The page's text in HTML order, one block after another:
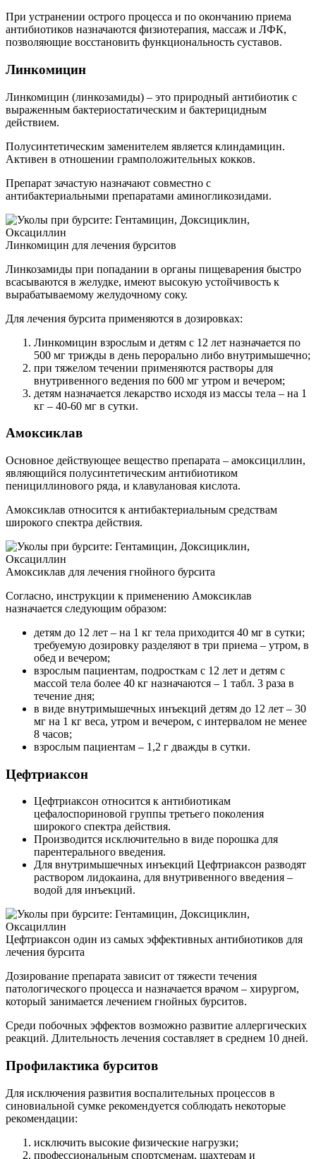
При устранении острого процесса и по окончанию приема
антибиотиков назначаются физиотерапия, массаж и ЛФК,
позволяющие восстановить функциональность суставов.
Линкомицин
Линкомицин (линкозамиды) – это природный антибиотик с
выраженным бактериостатическим и бактерицидным
действием.
Полусинтетическим заменителем является клиндамицин.
Активен в отношении грамположительных кокков.
Препарат зачастую назначают совместно с
антибактериальными препаратами аминогликозидами.
Линкомицин для лечения бурситов
Линкозамиды при попадании в органы пищеварения быстро
всасываются в желудке, имеют высокую устойчивость к
вырабатываемому желудочному соку.
Для лечения бурсита применяются в дозировках:
Линкомицин взрослым и детям с 12 лет назначается по
500 мг трижды в день перорально либо внутримышечно;
при тяжелом течении применяются растворы для
внутривенного ведения по 600 мг утром и вечером;
детям назначается лекарство исходя из массы тела – на 1
кг – 40-60 мг в сутки.
Амоксиклав
Основное действующее вещество препарата – амоксициллин,
являющийся полусинтетическим антибиотиком
пенициллинового ряда, и клавулановая кислота.
Амоксиклав относится к антибактериальным средствам
широкого спектра действия.
Амоксиклав для лечения гнойного бурсита
Согласно, инструкции к применению Амоксиклав
назначается следующим образом:
детям до 12 лет – на 1 кг тела приходится 40 мг в сутки;
требуемую дозировку разделяют в три приема – утром, в
обед и вечером;
взрослым пациентам, подросткам с 12 лет и детям с
массой тела более 40 кг назначаются – 1 табл. 3 раза в
течение дня;
в виде внутримышечных инъекций детям до 12 лет – 30
мг на 1 кг веса, утром и вечером, с интервалом не менее
8 часов;
взрослым пациентам – 1,2 г дважды в сутки.
Цефтриаксон
Цефтриаксон относится к антибиотикам
цефалоспориновой группы третьего поколения
широкого спектра действия.
Производится исключительно в виде порошка для
парентерального введения.
Для внутримышечных инъекций Цефтриаксон разводят
раствором лидокаина, для внутривенного введения –
водой для инъекций.
Цефтриаксон один из самых эффективных антибиотиков для
лечения бурсита
Дозирование препарата зависит от тяжести течения
патологического процесса и назначается врачом – хирургом,
который занимается лечением гнойных бурситов.
Среди побочных эффектов возможно развитие аллергических
реакций. Длительность лечения составляет в среднем 10 дней.
Профилактика бурситов
Для исключения развития воспалительных процессов в
синовиальной сумке рекомендуется соблюдать некоторые
рекомендации:
исключить высокие физические нагрузки;
профессиональным спортсменам, шахтерам и